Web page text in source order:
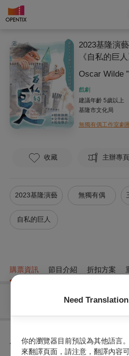
Need
你的瀏覽器目前預設為其他語言
來翻譯頁面，請注意，翻譯內容
2023基隆演
《自私的巨人
Oscar Wilde
戲劇
建議年齡 5歲以上
基隆市文化局
無獨有偶工作室劇
收藏 主辦專頁
2023基隆演藝 無獨有偶
自私的巨人
購票資訊 節目介紹 折扣方案
無可售場次
節目介紹